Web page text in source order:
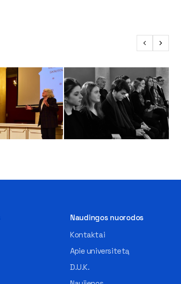
Naudingos nuorodos
Kontaktai
Apie universitetą
D.U.K.